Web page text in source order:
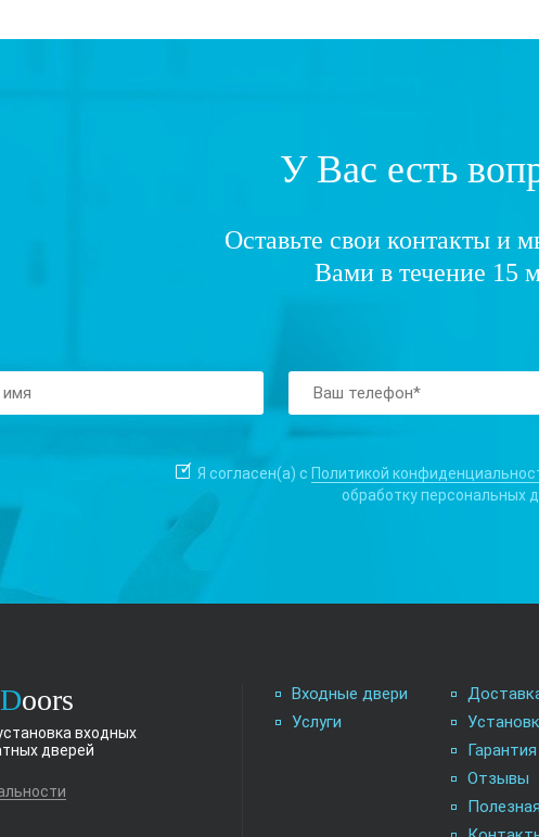
У Вас есть
Оставьте свои контакты и
Вами в течение 15
Я согласен(а) с Политикой
обработку персональных
Doors
входных
дверей
Входные двери
Услуги
Гарантия
Отзывы